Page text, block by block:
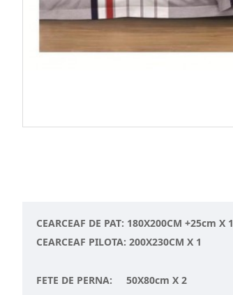
CEARCEAF DE PAT: 180X200CM +25cm X 1
CEARCEAF PILOTA: 200X230CM X 1
FETE DE PERNA: 50X80cm X 2